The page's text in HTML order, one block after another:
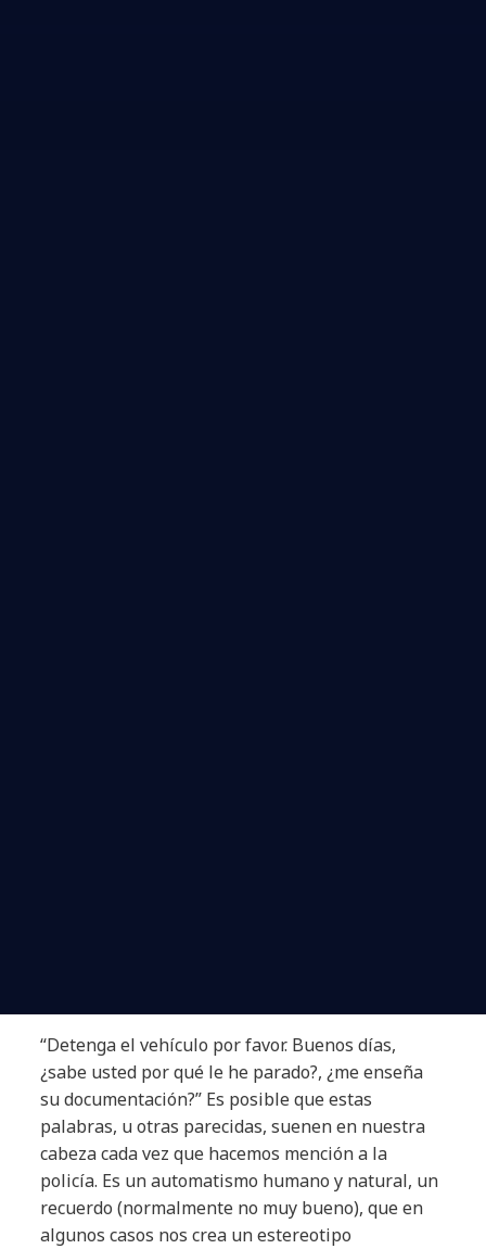
“Detenga el vehículo por favor. Buenos días,
¿sabe usted por qué le he parado?, ¿me enseña
su documentación?” Es posible que estas
palabras, u otras parecidas, suenen en nuestra
cabeza cada vez que hacemos mención a la
policía. Es un automatismo humano y natural, un
recuerdo (normalmente no muy bueno), que en
algunos casos nos crea un estereotipo